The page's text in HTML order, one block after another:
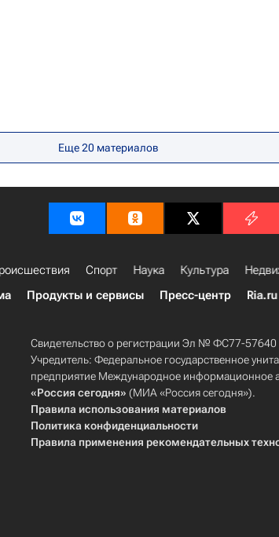
Еще 20 материалов
Спорт Наука Культура
Продукты и сервисы Пресс-центр
Свидетельство о регистрации Эл № ФС77-57640
Учредитель: Федеральное государственное
предприятие Международное информационное
«Россия сегодня» (МИА «Россия сегодня»).
Правила использования материалов
Политика конфиденциальности
Правила применения рекомендательных